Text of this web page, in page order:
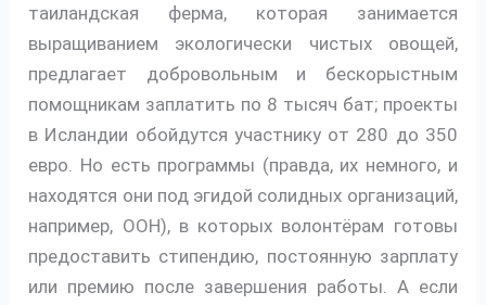
таиландская ферма, которая занимается
выращиванием экологически чистых овощей,
предлагает добровольным и бескорыстным
помощникам заплатить по 8 тысяч бат; проекты
в Исландии обойдутся участнику от 280 до 350
евро. Но есть программы (правда, их немного, и
находятся они под эгидой солидных организаций,
например, ООН), в которых волонтёрам готовы
предоставить стипендию, постоянную зарплату
или премию после завершения работы. А если